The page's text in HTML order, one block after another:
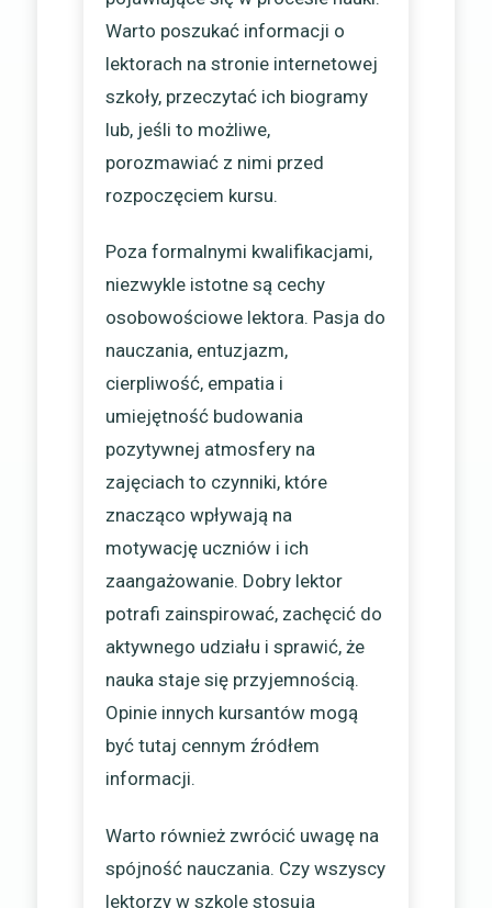
Warto poszukać informacji o
lektorach na stronie internetowej
szkoły, przeczytać ich biogramy
lub, jeśli to możliwe,
porozmawiać z nimi przed
rozpoczęciem kursu.
Poza formalnymi kwalifikacjami,
niezwykle istotne są cechy
osobowościowe lektora. Pasja do
nauczania, entuzjazm,
cierpliwość, empatia i
umiejętność budowania
pozytywnej atmosfery na
zajęciach to czynniki, które
znacząco wpływają na
motywację uczniów i ich
zaangażowanie. Dobry lektor
potrafi zainspirować, zachęcić do
aktywnego udziału i sprawić, że
nauka staje się przyjemnością.
Opinie innych kursantów mogą
być tutaj cennym źródłem
informacji.
Warto również zwrócić uwagę na
spójność nauczania. Czy wszyscy
lektorzy w szkole stosują